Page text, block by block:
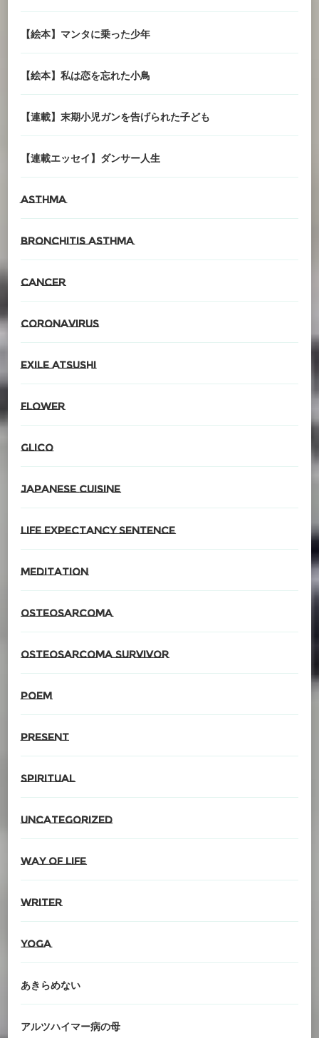
【絵本】マンタに乗った少年
【絵本】私は恋を忘れた小鳥
【連載】末期小児ガンを告げられた子ども
【連載エッセイ】ダンサー人生
asthma
Bronchitis asthma
cancer
CORONAvirus
EXILE ATSUSHI
Flower
glico
Japanese cuisine
Life expectancy sentence
meditation
Osteosarcoma
Osteosarcoma survivor
poem
present
spiritual
Uncategorized
Way of life
writer
YOGA
あきらめない
アルツハイマー病の母